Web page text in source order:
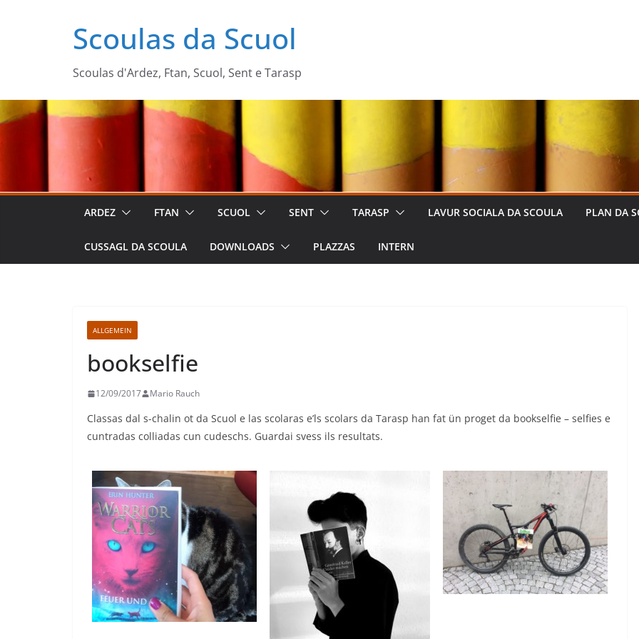
Scoulas da Scuol
Scoulas d'Ardez, Ftan, Scuol, Sent e Tarasp
ARDEZ FTAN SCUOL SENT TARASP LAVUR SOCIALA DA SCOULA PLAN DA
CUSSAGL DA SCOULA DOWNLOADS PLAZZAS INTERN
ALLGEMEIN
bookselfie
12/09/2017 Mario Rauch
Classas dal s-chalin ot da Scuol e las scolaras e’ls scolars da Tarasp han fat ün proget da bookselfie – selfies e
cuntradas colliadas cun cudeschs. Guardai svess ils resultats.